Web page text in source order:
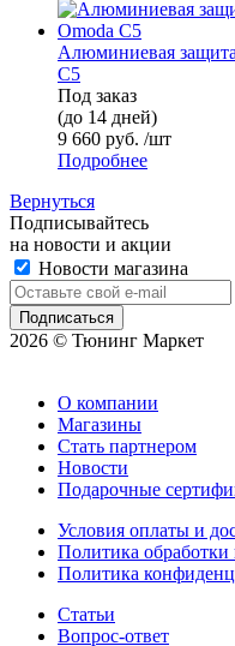
Алюминиевая
C5
Под заказ
(до 14 дней)
9 660 руб. /шт
Подробнее
Вернуться
Подписывайтесь
на новости и акции
Новости магазина
2026 © Тюнинг Маркет
О компании
Магазины
Стать партнером
Новости
Подарочные
Условия оплаты и
Политика
Политика
Статьи
Вопрос-ответ